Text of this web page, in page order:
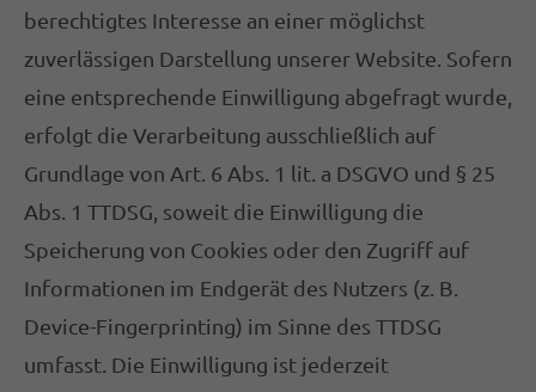
berechtigtes Interesse an einer möglichst
zuverlässigen Darstellung unserer Website. Sofern
eine entsprechende Einwilligung abgefragt wurde,
erfolgt die Verarbeitung ausschließlich auf
Grundlage von Art. 6 Abs. 1 lit. a DSGVO und § 25
Abs. 1 TTDSG, soweit die Einwilligung die
Speicherung von Cookies oder den Zugriff auf
Informationen im Endgerät des Nutzers (z. B.
Device-Fingerprinting) im Sinne des TTDSG
umfasst. Die Einwilligung ist jederzeit